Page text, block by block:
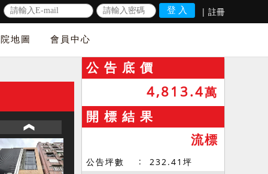
| 註冊
地圖 會員中心
公 告 底 價
4,813.4萬
開 標 結 果
流標
公告坪數 232.41坪